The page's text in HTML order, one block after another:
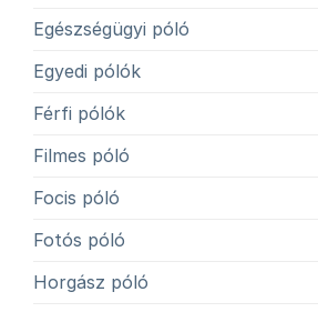
Egészségügyi póló
Egyedi pólók
Férfi pólók
Filmes póló
Focis póló
Fotós póló
Horgász póló